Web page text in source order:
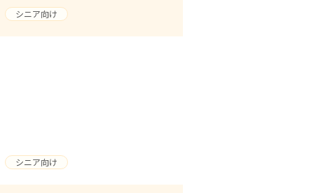
シニア向け
シニア向け